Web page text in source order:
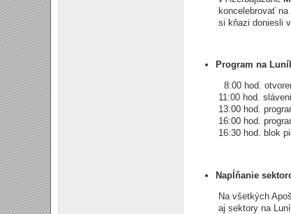
koncelebrovať
si kňazi doniesli
Program na
8:00 hod.
11:00 hod.
13:00 hod.
16:00 hod.
16:30 hod. blok
Napĺňanie
Na všetkých
aj sektory na